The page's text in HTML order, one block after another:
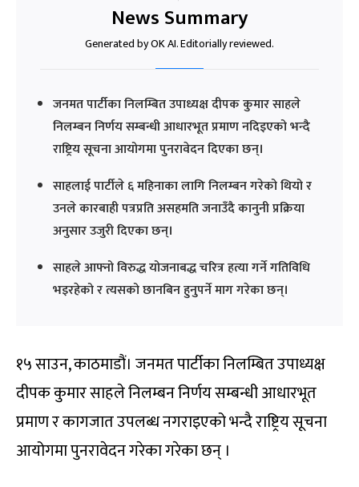
News Summary
Generated by OK AI. Editorially reviewed.
जनमत पार्टीका निलम्बित उपाध्यक्ष दीपक कुमार साहले
निलम्बन निर्णय सम्बन्धी आधारभूत प्रमाण नदिइएको भन्दै
राष्ट्रिय सूचना आयोगमा पुनरावेदन दिएका छन्।
साहलाई पार्टीले ६ महिनाका लागि निलम्बन गरेको थियो र
उनले कारबाही पत्रप्रति असहमति जनाउँदै कानुनी प्रक्रिया
अनुसार उजुरी दिएका छन्।
साहले आफ्नो विरुद्ध योजनाबद्ध चरित्र हत्या गर्ने गतिविधि
भइरहेको र त्यसको छानबिन हुनुपर्ने माग गरेका छन्।
१५ साउन, काठमाडौं। जनमत पार्टीका निलम्बित उपाध्यक्ष
दीपक कुमार साहले निलम्बन निर्णय सम्बन्धी आधारभूत
प्रमाण र कागजात उपलब्ध नगराइएको भन्दै राष्ट्रिय सूचना
आयोगमा पुनरावेदन गरेका गरेका छन् ।